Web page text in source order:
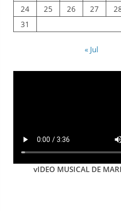
24
25 26 27
31
« Jul
vIDEO MUSICAL DE